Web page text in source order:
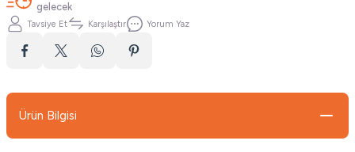
gelecek
Tavsiye Et Karşılaştır Yorum Yaz
Ürün Bilgisi